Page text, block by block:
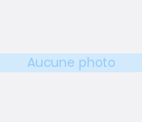
Aucune photo